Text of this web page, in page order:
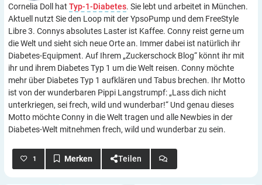
Cornelia Doll hat Typ-1-Diabetes. Sie lebt und arbeitet in München.
Aktuell nutzt Sie den Loop mit der YpsoPump und dem FreeStyle
Libre 3. Connys absolutes Laster ist Kaffee. Conny reist gerne um
die Welt und sieht sich neue Orte an. Immer dabei ist natürlich ihr
Diabetes-Equipment. Auf Ihrem „Zuckerschock Blog“ könnt ihr mit
ihr und ihrem Diabetes Typ 1 um die Welt reisen. Conny möchte
mehr über Diabetes Typ 1 aufklären und Tabus brechen. Ihr Motto
ist von der wunderbaren Pippi Langstrumpf: „Lass dich nicht
unterkriegen, sei frech, wild und wunderbar!“ Und genau dieses
Motto möchte Conny in die Welt tragen und alle Newbies in der
Diabetes-Welt mitnehmen frech, wild und wunderbar zu sein.
1 Teilen